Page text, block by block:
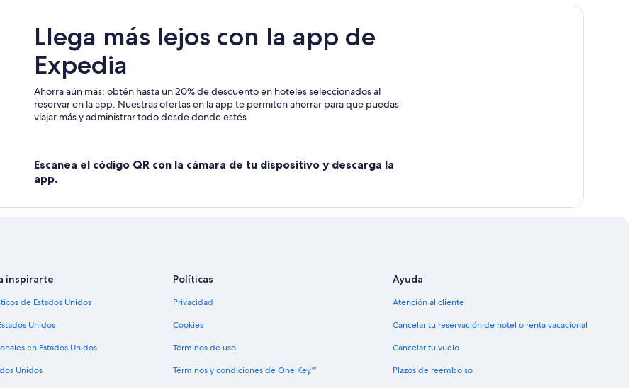
Hoteles cerca de Parque Central
Hoteles 2 estrellas en Flores
Apartamentos en Flores
Hoteles de lujo en Flores
Hoteles en la playa en Flores
Hoteles para bodas en Flores
Hoteles en Flores
Llega más lejos con la app de
Expedia
Ahorra aún más: obtén hasta un 20% de descuento en hoteles seleccionados al
reservar en la app. Nuestras ofertas en la app te permiten ahorrar para que puedas
viajar más y administrar todo desde donde estés.
Escanea el código QR con la cámara de tu dispositivo y descarga la
app.
inspirarte
de Estados Unidos
Unidos
en Estados Unidos
Unidos
Políticas
Privacidad
Cookies
Términos de uso
Términos y condiciones de One Key™
Ayuda
Atención al cliente
Cancelar tu reservación de hotel o renta vacacional
Cancelar tu vuelo
Plazos de reembolso